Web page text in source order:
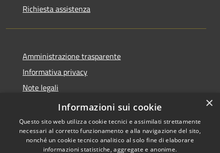
Richiesta assistenza
Amministrazione trasparente
Informativa privacy
Note legali
Dichiarazione di accessibilità
×
Informazioni sui cookie
Questo sito web utilizza cookie tecnici e assimilati strettamente
necessari al corretto funzionamento e alla navigazione del sito,
nonché un cookie tecnico analitico al solo fine di elaborare
informazioni statistiche, aggregate e anonime.